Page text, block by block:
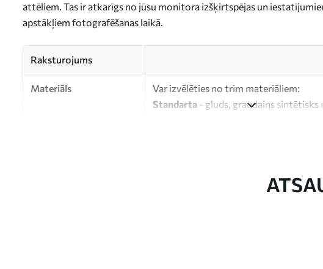
attēliem. Tas ir atkarīgs no jūsu monitora izšķirtspējas un
apstākļiem fotografēšanas laikā.
Raksturojums
Materiāls
Var izvēlēties no trim materiāliem:
Standarta - gluds, graudains sintētisks